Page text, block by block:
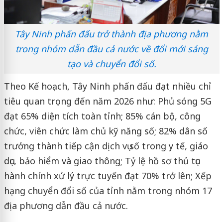
Tây Ninh phấn đấu trở thành địa phương nằm
trong nhóm dẫn đầu cả nước về đổi mới sáng
tạo và chuyển đổi số.
Theo Kế hoạch, Tây Ninh phấn đấu đạt nhiều chỉ
tiêu quan trọng đến năm 2026 như: Phủ sóng 5G
đạt 65% diện tích toàn tỉnh; 85% cán bộ, công
chức, viên chức làm chủ kỹ năng số; 82% dân số
trưởng thành tiếp cận dịch vụ số trong y tế, giáo
dục, bảo hiểm và giao thông; Tỷ lệ hồ sơ thủ tục
hành chính xử lý trực tuyến đạt 70% trở lên; Xếp
hạng chuyển đổi số của tỉnh nằm trong nhóm 17
địa phương dẫn đầu cả nước.